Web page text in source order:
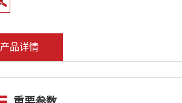
产品详情